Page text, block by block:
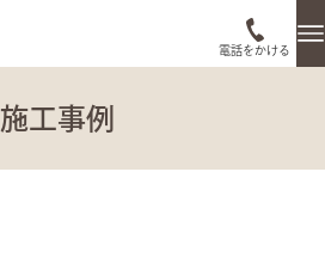
電話をかける
施工事例